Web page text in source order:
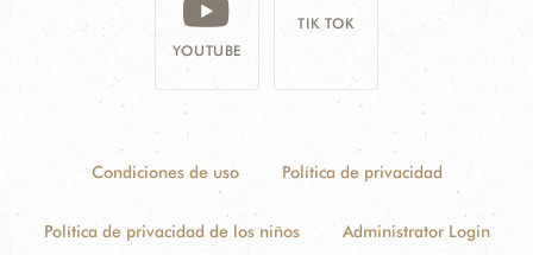
YOUTUBE
TIK TOK
Condiciones de uso Política de privacidad
Política de privacidad de los niños Administrator Login